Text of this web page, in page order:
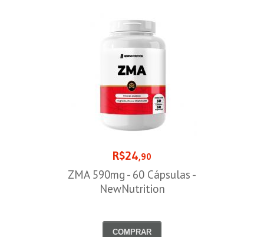
R$24,90
ZMA 590mg - 60 Cápsulas -
NewNutrition
COMPRAR